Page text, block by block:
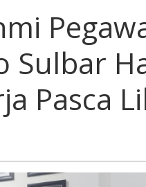
Sulbar
Pasca